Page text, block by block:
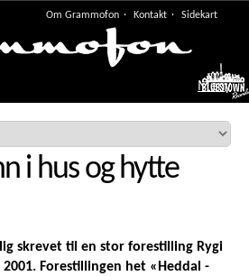
Om Grammofon Kontakt Sidekart
Meny
i hus og hytte
skrevet til en stor forestilling Rygi
Forestillingen het «Heddal -